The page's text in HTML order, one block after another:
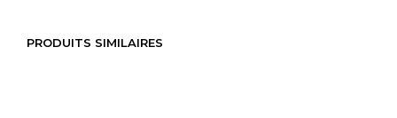
PRODUITS SIMILAIRES